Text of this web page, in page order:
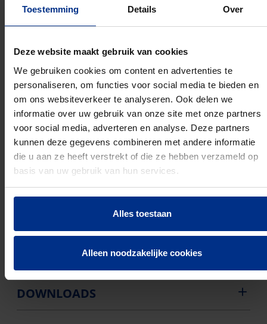
Toestemming Details Over
Deze website maakt gebruik van cookies
We gebruiken cookies om content en advertenties te
personaliseren, om functies voor social media te bieden en
om ons websiteverkeer te analyseren. Ook delen we
informatie over uw gebruik van onze site met onze partners
voor social media, adverteren en analyse. Deze partners
kunnen deze gegevens combineren met andere informatie
die u aan ze heeft verstrekt of die ze hebben verzameld op
basis van uw gebruik van hun services.
Alles toestaan
Alleen noodzakelijke cookies
UV bestendig:
Halogeenvrij:
Buigweerstand: Flexibel
Drukvastheidsklasse volgens EN 61386-1: Medium
(klasse 3 / 2 Joule)
Slagvastheid volgens EN 61386-1: Zwaar (klasse 4 /
6 Joule)
Buiteninstallatie:
Min. Bedrijfstemperatuur (°C): -5 °C
Max. Bedrijfstemperatuur (°C): 90 °C
Kleur van de buis: Grijs
Met trekdraad:
PRODUCTEN
DOWNLOADS